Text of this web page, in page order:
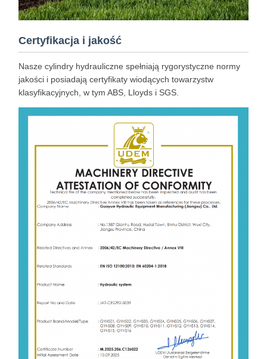
Certyfikacja i jakość
Nasze cylindry hydrauliczne spełniają rygorystyczne normy
jakości i posiadają certyfikaty wiodących towarzystw
klasyfikacyjnych, w tym ABS, Lloyds i SGS.